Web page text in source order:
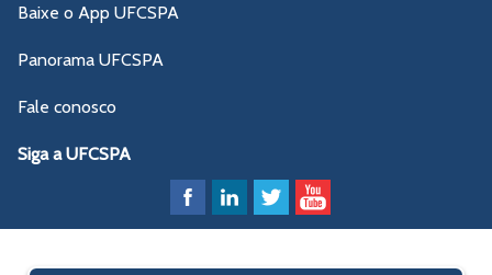
Baixe o App UFCSPA
Panorama UFCSPA
Fale conosco
Siga a UFCSPA